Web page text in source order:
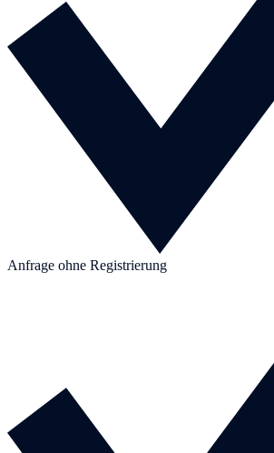
Anfrage ohne Registrierung